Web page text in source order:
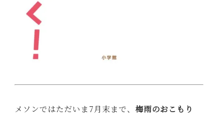
メソンではただいま7月末まで、梅雨のおこもり